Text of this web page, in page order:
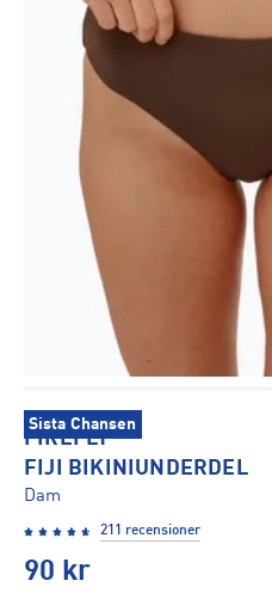
Sista Chansen
FIREFLY
FIJI BIKINIUNDERDEL
Dam
211 recensioner
90 kr